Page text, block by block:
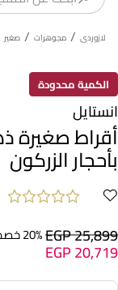
لازوردى / مجوهرات / صغير
الكمية محدودة
انستايل
بأحجار الزركون
EGP 25,89920% خصم
EGP 20,719